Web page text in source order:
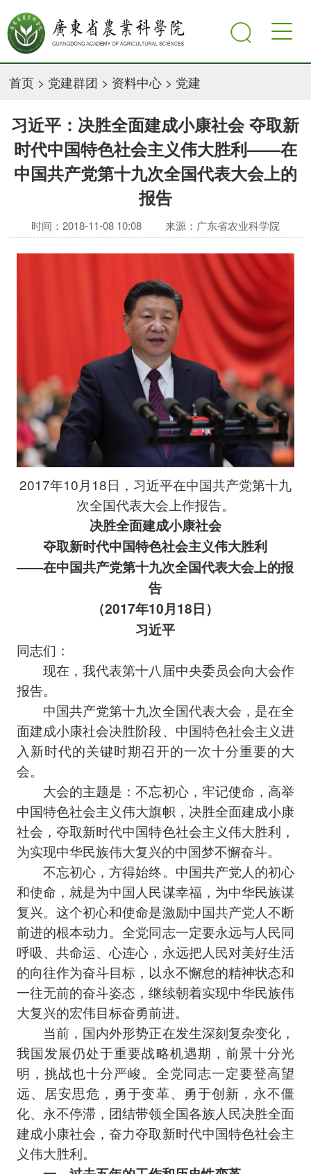
首页 > 党建群团 > 资料中心 > 党建
习近平：决胜全面建成小康社会 夺取新
时代中国特色社会主义伟大胜利——在
中国共产党第十九次全国代表大会上的
报告
时间：2018-11-08 10:08 来源：广东省农业科学院
2017年10月18日，习近平在中国共产党第十九
次全国代表大会上作报告。
决胜全面建成小康社会
夺取新时代中国特色社会主义伟大胜利
——在中国共产党第十九次全国代表大会上的报
告
（2017年10月18日）
习近平
同志们：
现在，我代表第十八届中央委员会向大会作
报告。
中国共产党第十九次全国代表大会，是在全
面建成小康社会决胜阶段、中国特色社会主义进
入新时代的关键时期召开的一次十分重要的大
会。
大会的主题是：不忘初心，牢记使命，高举
中国特色社会主义伟大旗帜，决胜全面建成小康
社会，夺取新时代中国特色社会主义伟大胜利，
为实现中华民族伟大复兴的中国梦不懈奋斗。
不忘初心，方得始终。中国共产党人的初心
和使命，就是为中国人民谋幸福，为中华民族谋
复兴。这个初心和使命是激励中国共产党人不断
前进的根本动力。全党同志一定要永远与人民同
呼吸、共命运、心连心，永远把人民对美好生活
的向往作为奋斗目标，以永不懈怠的精神状态和
一往无前的奋斗姿态，继续朝着实现中华民族伟
大复兴的宏伟目标奋勇前进。
当前，国内外形势正在发生深刻复杂变化，
我国发展仍处于重要战略机遇期，前景十分光
明，挑战也十分严峻。全党同志一定要登高望
远、居安思危，勇于变革、勇于创新，永不僵
化、永不停滞，团结带领全国各族人民决胜全面
建成小康社会，奋力夺取新时代中国特色社会主
义伟大胜利。